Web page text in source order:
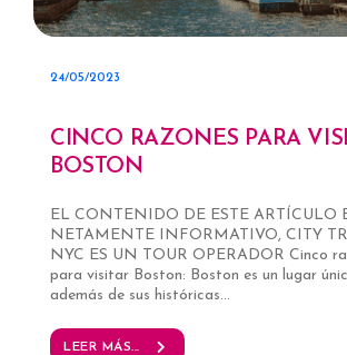
24/05/2023
CINCO RAZONES PARA
BOSTON
EL CONTENIDO DE ESTE ARTÍCULO
NETAMENTE INFORMATIVO, CITY
NYC ES UN TOUR OPERADOR Cinco
para visitar Boston: Boston es un lugar
además de sus históricas...
LEER MÁS...